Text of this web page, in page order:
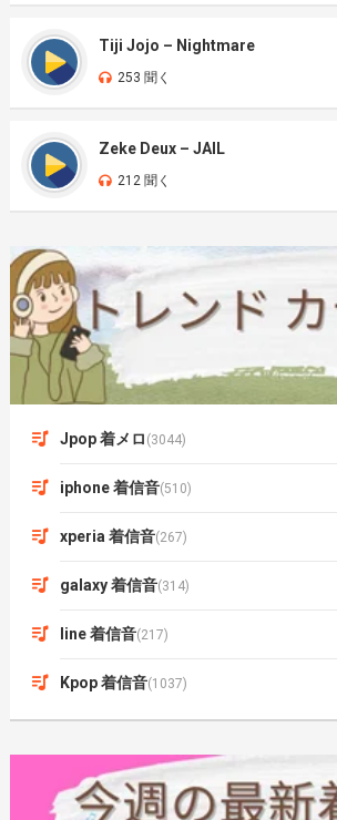
Tiji Jojo – Nightmare
253 聞く
Zeke Deux – JAIL
212 聞く
Jpop 着メロ (3044)
iphone 着信音(510)
xperia 着信音(267)
galaxy 着信音(314)
line 着信音(217)
Kpop 着信音(1037)